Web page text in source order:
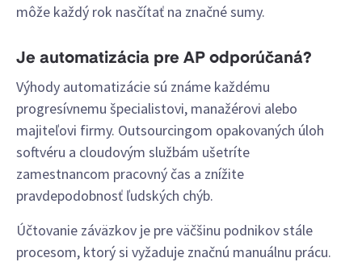
môže každý rok nasčítať na značné sumy.
Je automatizácia pre AP odporúčaná?
Výhody automatizácie sú známe každému
progresívnemu špecialistovi, manažérovi alebo
majiteľovi firmy. Outsourcingom opakovaných úloh
softvéru a cloudovým službám ušetríte
zamestnancom pracovný čas a znížite
pravdepodobnosť ľudských chýb.
Účtovanie záväzkov je pre väčšinu podnikov stále
procesom, ktorý si vyžaduje značnú manuálnu prácu.